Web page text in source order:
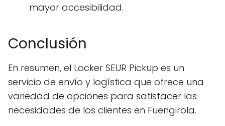
mayor accesibilidad.
Conclusión
En resumen, el Locker SEUR Pickup es un
servicio de envío y logística que ofrece una
variedad de opciones para satisfacer las
necesidades de los clientes en Fuengirola.